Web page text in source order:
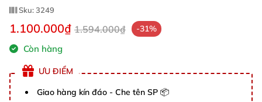
Sku:3249
1.100.000₫ 1.594.000₫ -31%
Còn hàng
ƯU ĐIỂM
Giao hàng kín đáo - Che tên SP 📦